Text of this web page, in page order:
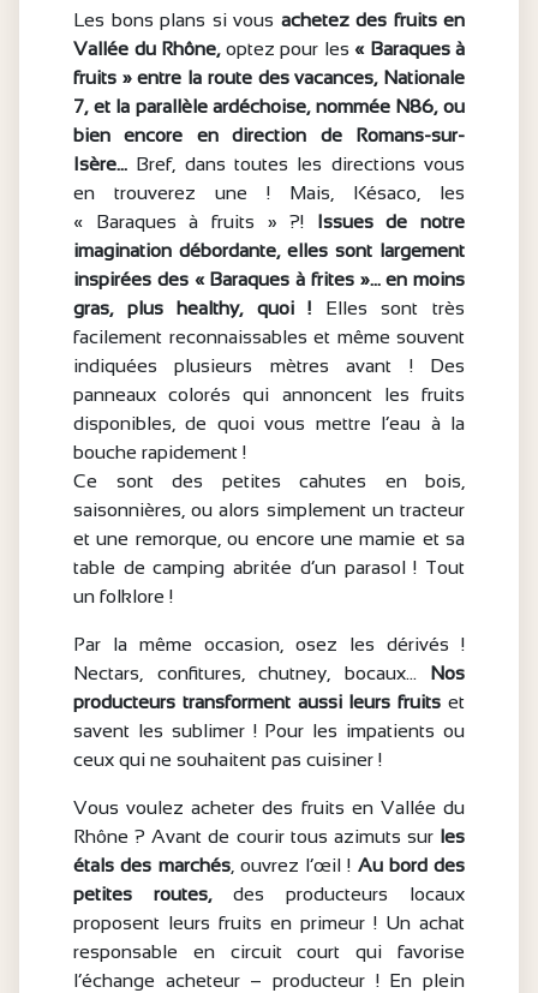
Les bons plans si vous achetez des fruits en
Vallée du Rhône,optez pour les « Baraques à
fruits » entre la route des vacances, Nationale
7, et la parallèle ardéchoise, nommée N86, ou
bien encore en direction de Romans-sur-
Isère… Bref, dans toutes les directions vous
en trouverez une ! Mais, Késaco, les
« Baraques à fruits » ?! Issues de notre
imagination débordante, elles sont largement
inspirées des « Baraques à frites »… en moins
gras, plus healthy, quoi ! Elles sont très
facilement reconnaissables et même souvent
indiquées plusieurs mètres avant ! Des
panneaux colorés qui annoncent les fruits
disponibles, de quoi vous mettre l’eau à la
bouche rapidement !
Ce sont des petites cahutes en bois,
saisonnières, ou alors simplement un tracteur
et une remorque, ou encore une mamie et sa
table de camping abritée d’un parasol ! Tout
un folklore !
Par la même occasion, osez les dérivés !
Nectars, confitures, chutney, bocaux… Nos
producteurs transforment aussi leurs fruits et
savent les sublimer ! Pour les impatients ou
ceux qui ne souhaitent pas cuisiner !
Vous voulez acheter des fruits en Vallée du
Rhône ? Avant de courir tous azimuts sur les
étals des marchés, ouvrez l’œil ! Au bord des
petites routes,des producteurs locaux
proposent leurs fruits en primeur ! Un achat
responsable en circuit court qui favorise
l’échange acheteur – producteur ! En plein